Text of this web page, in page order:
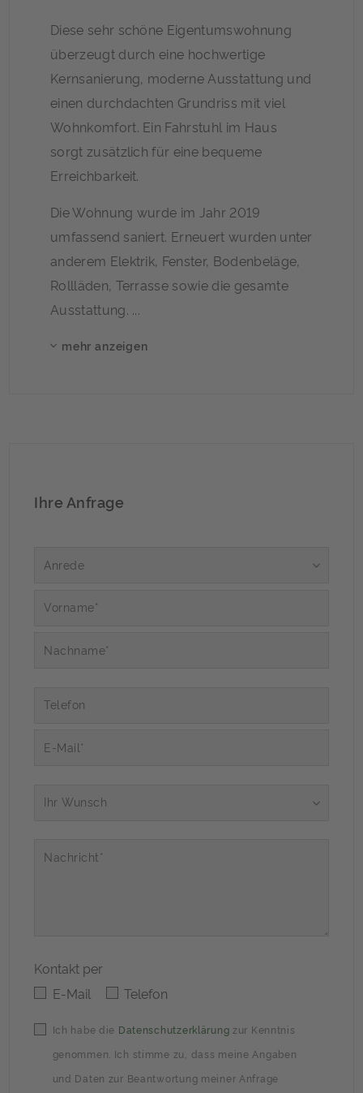
Diese sehr schöne Eigentumswohnung
überzeugt durch eine hochwertige
Kernsanierung, moderne Ausstattung und
einen durchdachten Grundriss mit viel
Wohnkomfort. Ein Fahrstuhl im Haus
sorgt zusätzlich für eine bequeme
Erreichbarkeit.
Die Wohnung wurde im Jahr 2019
umfassend saniert. Erneuert wurden unter
anderem Elektrik, Fenster, Bodenbeläge,
Rollläden, Terrasse sowie die gesamte
Ausstattung. ...
mehr anzeigen
Ihre Anfrage
Anrede
Vorname*
Nachname*
Telefon
E-Mail*
Ihr Wunsch
Nachricht*
Kontakt per
E-Mail
Telefon
Ich habe die Datenschutzerklärung zur Kenntnis
genommen. Ich stimme zu, dass meine Angaben
und Daten zur Beantwortung meiner Anfrage